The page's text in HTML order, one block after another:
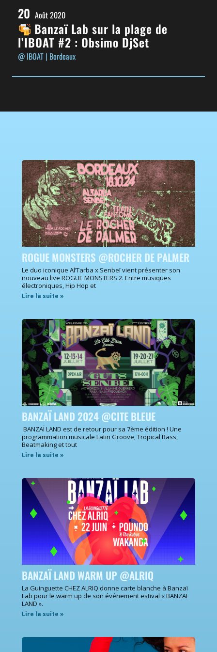
20 Août 2020
Banzaï Lab sur la plage de
l’IBOAT #2 : Obsimo DjSet
@ IBOAT | Bordeaux
ROGUE MONSTERS @ROCHER DE PALMER
Le duo iconique Al’Tarba x Senbeï vient présenter son
nouveau live ROGUE MONSTERS 2. Entre musiques
électroniques, Hip Hop et
Lire la suite »
BANZAÏ LAND 2024 @CITE BLEUE
BANZAÏ LAND est de retour pour sa 7ème édition ! Une
programmation musicale Latin Groove, Tropical Bass,
Beatmaking et tout
Lire la suite »
BANZAÏ LAND WARM UP @ALRIQ
La Guinguette CHEZ ALRIQ donne carte blanche à Banzaï
Lab pour le warm up de son événement estival « BANZAI
LAND ».
Lire la suite »